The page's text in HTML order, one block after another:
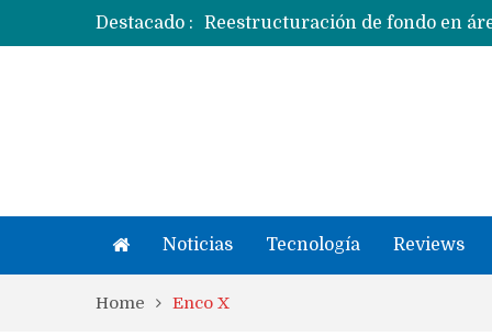
Destacado :
Noticias Tecnología Reviews
Home Enco X